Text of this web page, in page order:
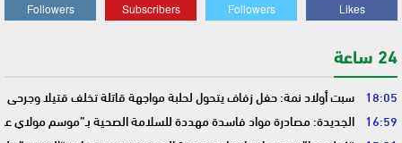
Likes
Followers
Subscribers
Followers
24 ساعة
18:05 سبت أولاد نمة: حفل زفاف يتحول لحلبة مواجهة قاتلة تخلف قتيلا وجرحى
16:59 الجديدة: مصادرة مواد فاسدة مهددة للسلامة الصحية بـ”موسم مولاي